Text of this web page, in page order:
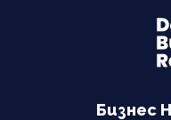
Бизнес